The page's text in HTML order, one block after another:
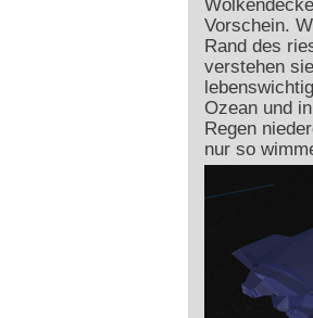
Vorschein.
Rand des
verstehen
Ozean und
Regen
nur so